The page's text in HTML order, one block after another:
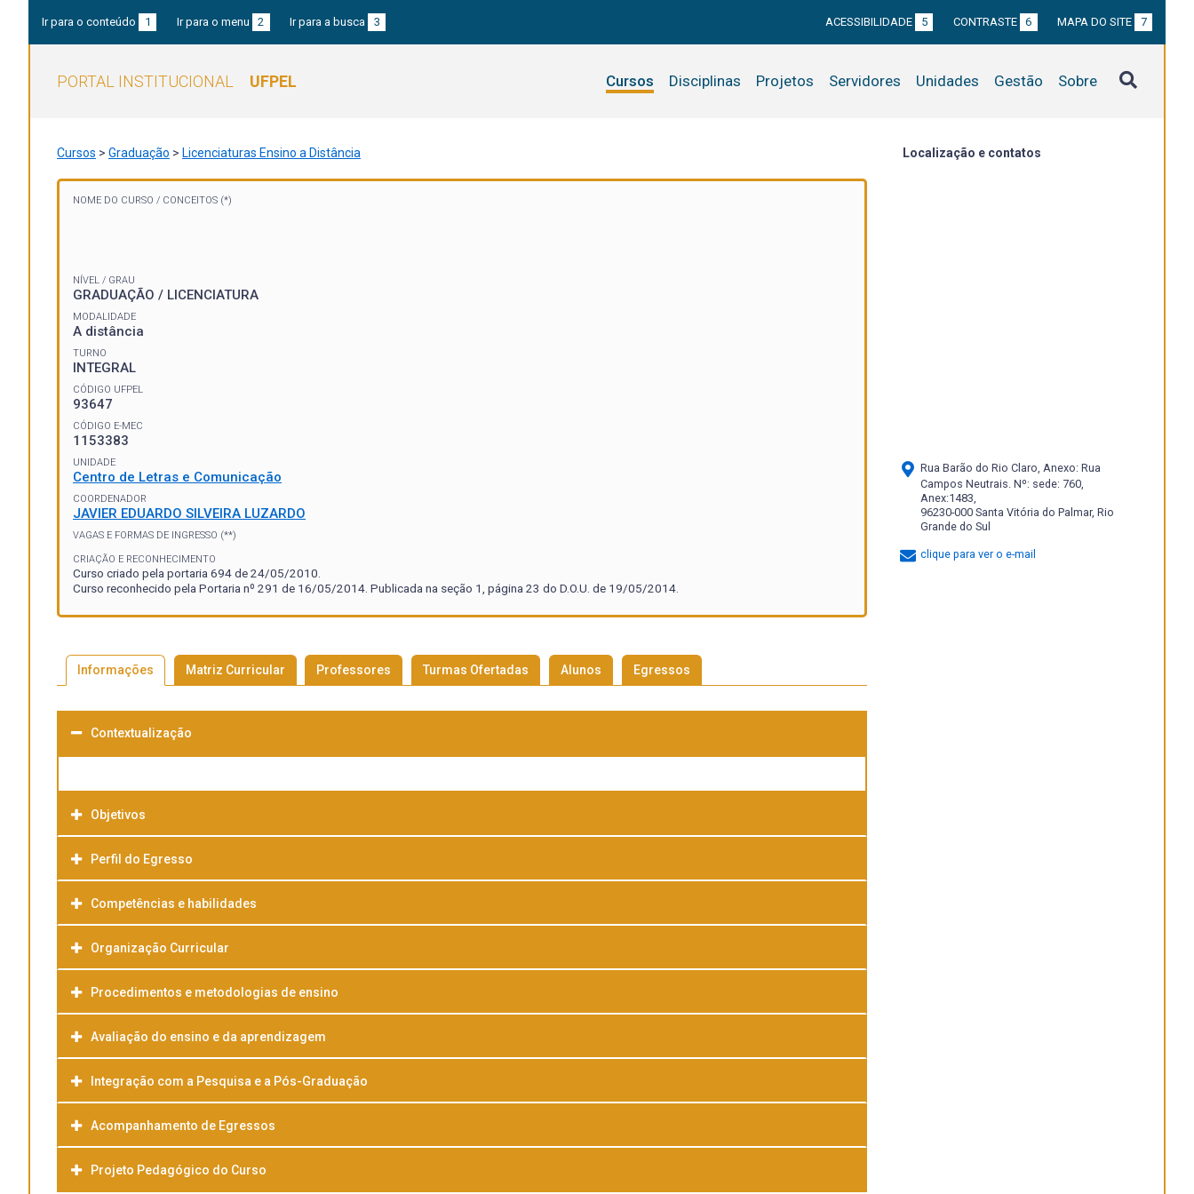
Ir para o conteúdo 1 Ir para o menu 2 Ir para a busca 3 ACESSIBILIDADE 5 CONTRASTE 6 MAPA DO SITE 7
PORTAL INSTITUCIONAL UFPEL Cursos Disciplinas Projetos Servidores Unidades Gestão Sobre
Cursos > Graduação > Licenciaturas Ensino a Distância
NOME DO CURSO / CONCEITOS (*)
NÍVEL / GRAU
GRADUAÇÃO / LICENCIATURA
MODALIDADE
A distância
TURNO
INTEGRAL
CÓDIGO UFPEL
93647
CÓDIGO E-MEC
1153383
UNIDADE
Centro de Letras e Comunicação
COORDENADOR
JAVIER EDUARDO SILVEIRA LUZARDO
VAGAS E FORMAS DE INGRESSO (**)
CRIAÇÃO E RECONHECIMENTO
Curso criado pela portaria 694 de 24/05/2010.
Curso reconhecido pela Portaria nº 291 de 16/05/2014. Publicada na seção 1, página 23 do D.O.U. de 19/05/2014.
Informações Matriz Curricular Professores Turmas Ofertadas Alunos Egressos
Contextualização
Objetivos
Perfil do Egresso
Competências e habilidades
Organização Curricular
Procedimentos e metodologias de ensino
Avaliação do ensino e da aprendizagem
Integração com a Pesquisa e a Pós-Graduação
Acompanhamento de Egressos
Projeto Pedagógico do Curso
Localização e contatos
Rua Barão do Rio Claro, Anexo: Rua
Campos Neutrais. Nº: sede: 760,
Anex:1483,
96230-000 Santa Vitória do Palmar, Rio
Grande do Sul
clique para ver o e-mail